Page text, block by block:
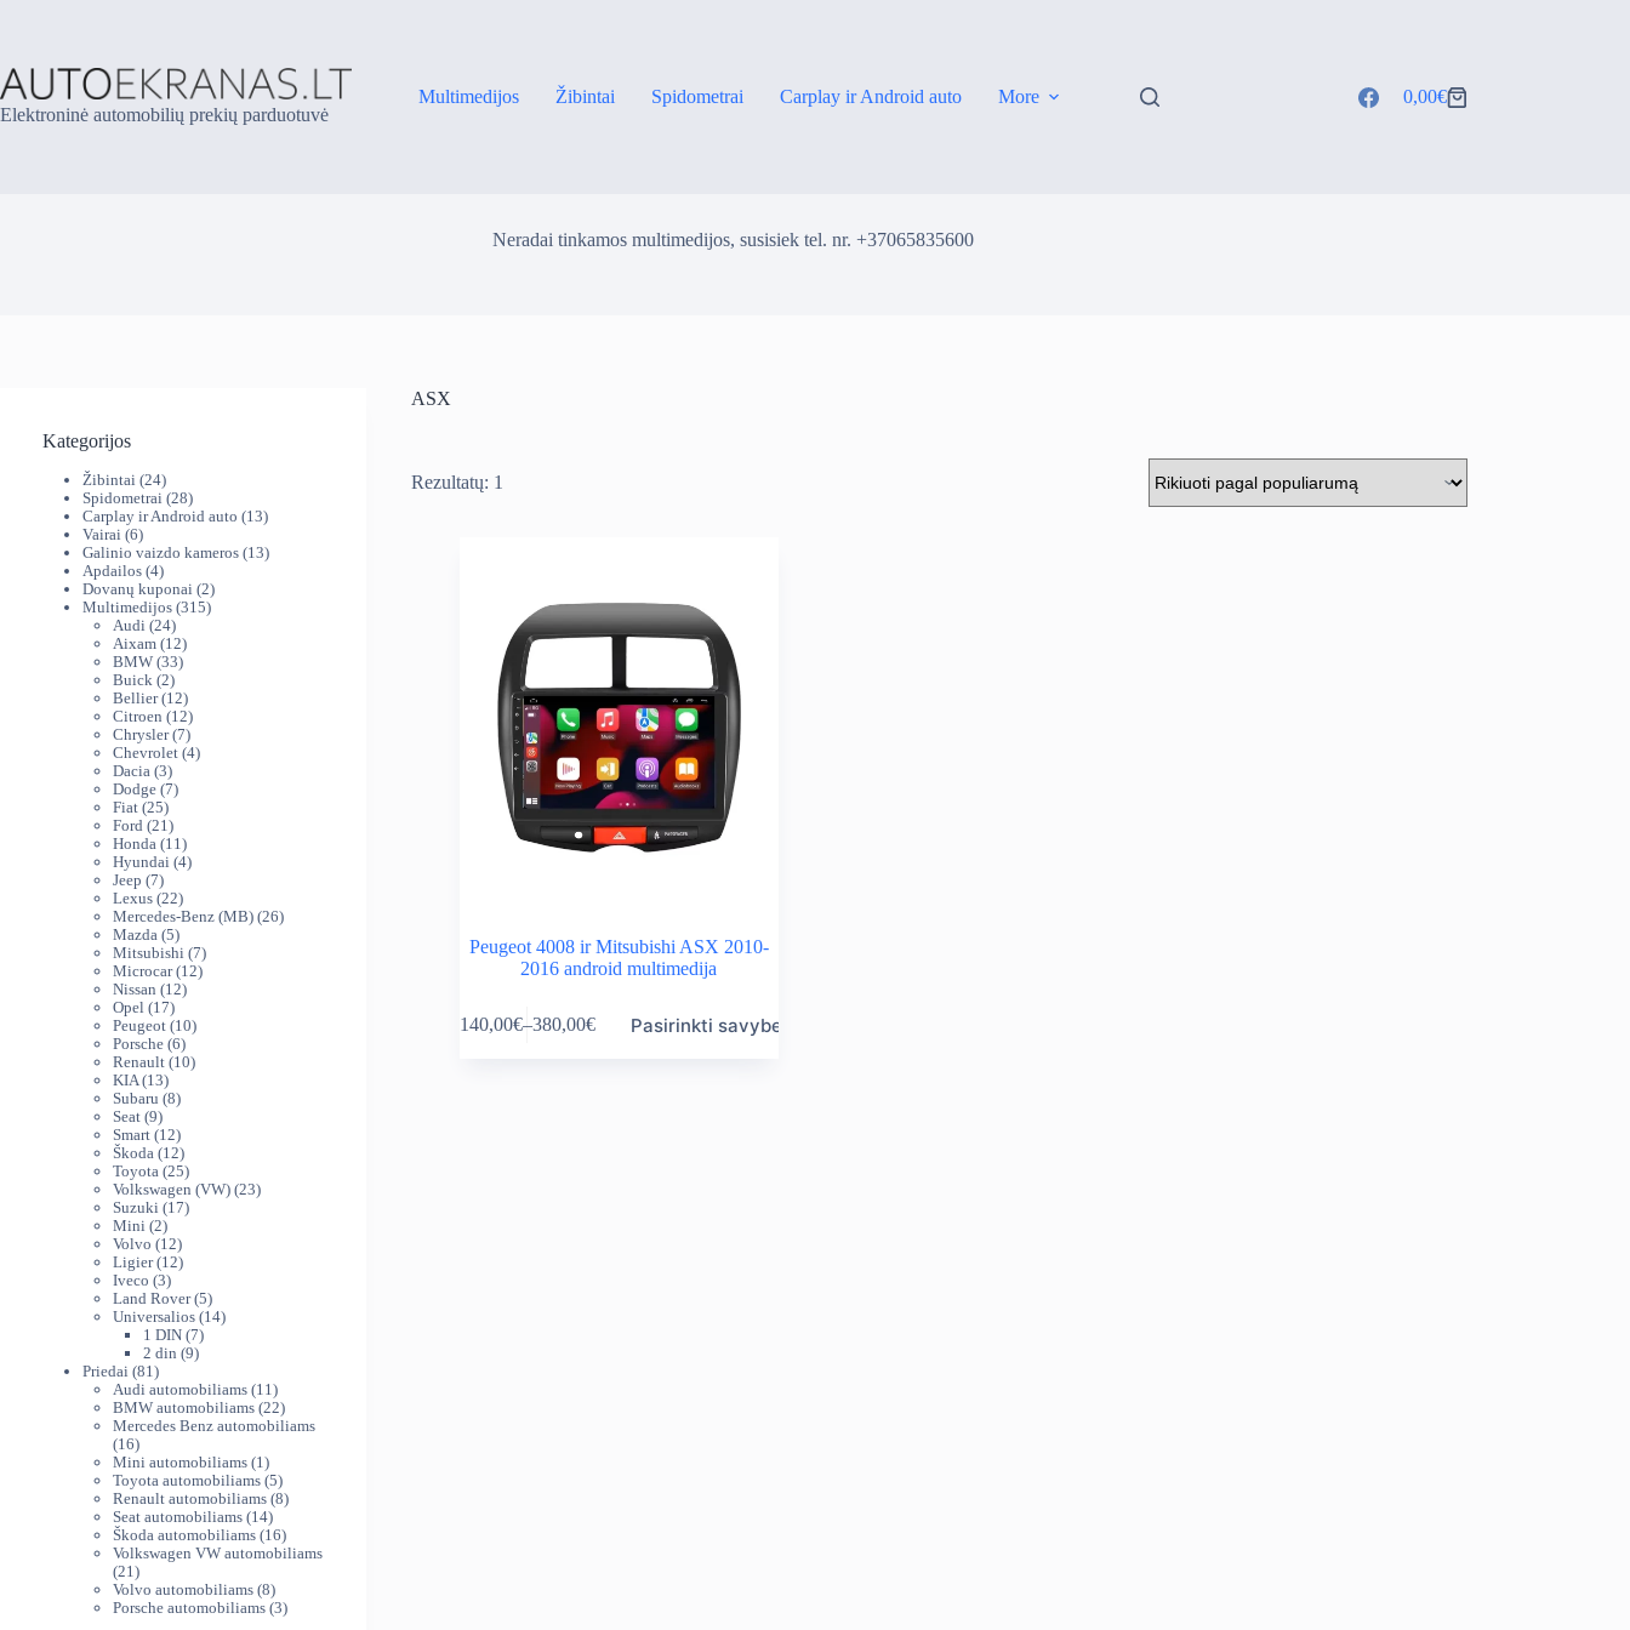
Elektroninė automobilių prekių parduotuvė
Multimedijos Žibintai Spidometrai Carplay ir Android auto More
Shopping
0,00€
Neradai tinkamos multimedijos, susisiek tel. nr. +37065835600
ASX
Rezultatų: 1
Peugeot 4008 ir Mitsubishi ASX 2010-
2016 android multimedija
140,00€–380,00€
Price
Pasirinkti savybes
product
Kategorijos
Žibintai 2424
produktai
Spidometrai 2828
produktai
Carplay ir Android auto 1313
Vairai 66
produktai
Galinio vaizdo kameros 1313
Apdailos 44
produktai
Dovanų kuponai 22
produktai
Multimedijos 315315
Audi 2424
produktai
Aixam 1212
produktų
BMW 3333
Buick 22
produktai
Bellier 1212
produktų
Citroen 1212
produktų
Chrysler 77
produktai
Chevrolet 44
Dacia 33
produktai
Dodge 77
Fiat 2525
produktai
Ford 21 21
produktas
Honda 11 11
produktų
Hyundai 44
Jeep 77
produktai
Lexus 2222
produktai
Mercedes-Benz (MB) 2626
Mazda 55
produktai
Mitsubishi 77
produktai
Microcar 1212
Nissan 1212
Opel 1717
produktų
Peugeot 1010
Porsche 66
produktai
Renault 1010
KIA 1313
produktų
Subaru 88
Seat 99
produktai
Smart 1212
produktų
Škoda 1212
produktų
Toyota 2525
produktai
Volkswagen (VW) 2323
Suzuki 1717
Mini 22
produktai
Volvo 1212
produktų
Ligier 1212
Iveco 33
produktai
Land Rover 55
produktai
Universalios 1414
1 DIN 77
produktai
2 din 99
Priedai 81 81
produktas
Audi automobiliams 11 11
produktų
BMW automobiliams 2222
produktai
Mercedes Benz automobiliams
1616
produktų
Mini automobiliams 1 1
produktas
Toyota automobiliams 55
produktai
Renault automobiliams 88
Seat automobiliams 1414
produktų
Škoda automobiliams 1616
produktų
Volkswagen VW automobiliams
21 21
produktas
Volvo automobiliams 88
produktai
Porsche automobiliams 33